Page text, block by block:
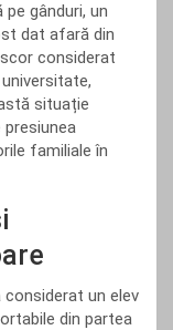
gânduri, un
dat afară din
considerat
situație
familiale în
un elev
din partea